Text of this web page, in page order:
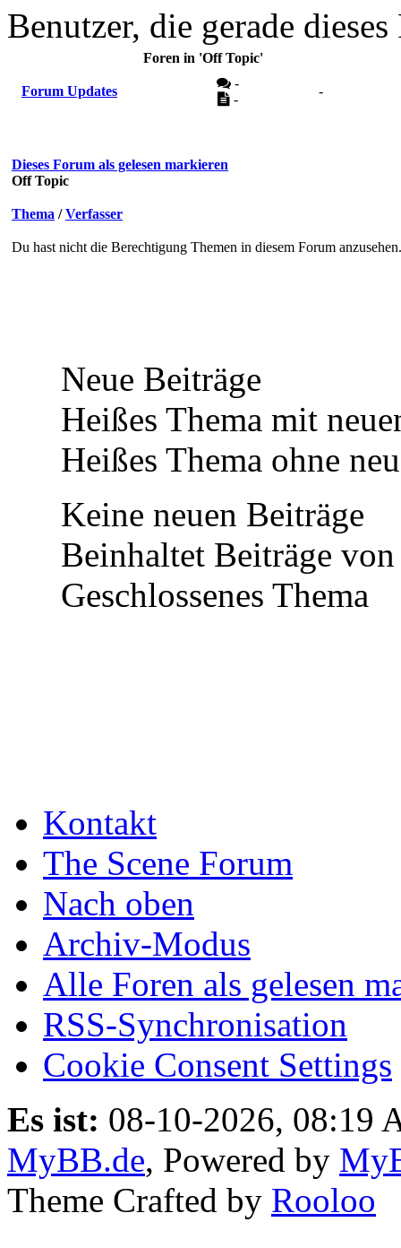
Benutzer, die gerade
Foren in 'Off Topic'
Forum Updates
-
-
-
Dieses Forum als gelesen markieren
Off Topic
Thema /Verfasser
Du hast nicht die Berechtigung Themen in diesem Forum anzusehen.
Neue Beiträge
Heißes Thema mit
Heißes Thema ohne
Keine neuen Beiträge
Beinhaltet Beiträge
Geschlossenes Thema
Kontakt
The Scene Forum
Nach oben
Archiv-Modus
Alle Foren als gelesen
RSS-Synchronisation
Cookie Consent Settings
Es ist: 08-10-2026, 08:19
MyBB.de, Powered by
Theme Crafted by Rooloo